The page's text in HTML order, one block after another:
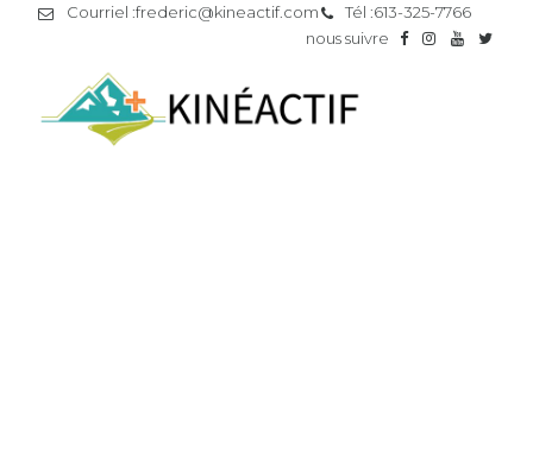
Courriel :frederic@kineactif.com Tél :613-325-7766
nous suivre